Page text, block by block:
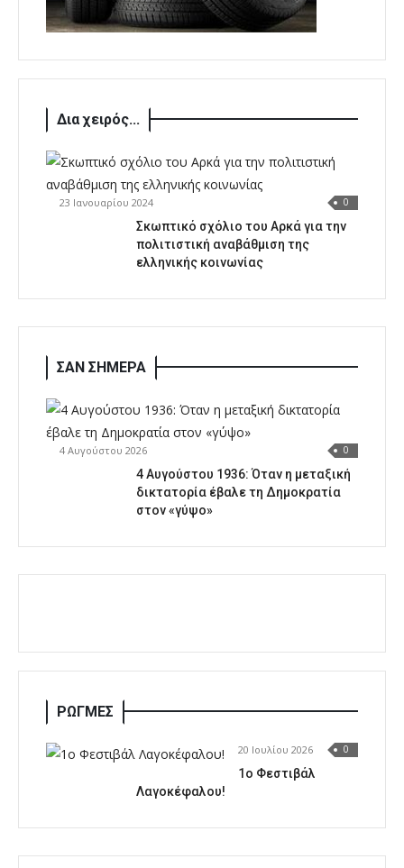
Δια χειρός...
23 Ιανουαρίου 2024 0
Σκωπτικό σχόλιο του Αρκά για την
πολιτιστική αναβάθμιση της
ελληνικής κοινωνίας
ΣΑΝ ΣΗΜΕΡΑ
4 Αυγούστου 2026 0
4 Αυγούστου 1936: Όταν η μεταξική
δικτατορία έβαλε τη Δημοκρατία
στον «γύψο»
ΡΩΓΜΕΣ
20 Ιουλίου 2026 0
1o Φεστιβάλ
Λαγοκέφαλου!